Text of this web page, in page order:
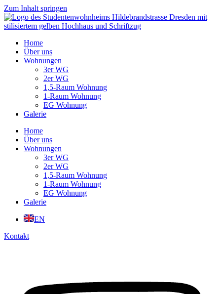
Zum Inhalt springen
Home
Über uns
Wohnungen
3er WG
2er WG
1,5-Raum Wohnung
1-Raum Wohnung
EG Wohnung
Galerie
Home
Über uns
Wohnungen
3er WG
2er WG
1,5-Raum Wohnung
1-Raum Wohnung
EG Wohnung
Galerie
EN
Kontakt